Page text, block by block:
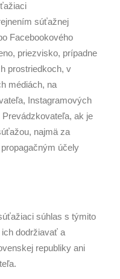
súťažnej
Facebookového
priezvisko, prípadne
prostriedkoch, v
médiách, na
Instagramových
ak je
najmä za
účely
súhlas s týmito
dodržiavať a
republiky ani